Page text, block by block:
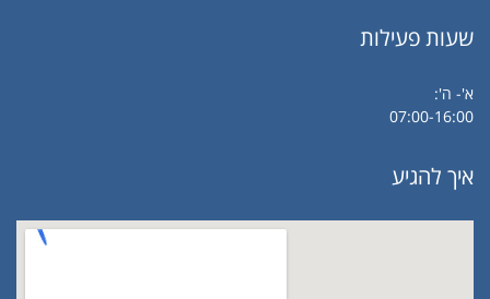
שעות פעילות
א'- ה':
07:00-16:00
איך להגיע